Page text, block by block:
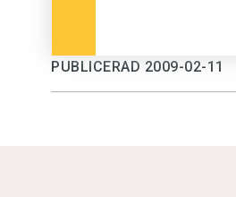
PUBLICERAD 2009-02-11